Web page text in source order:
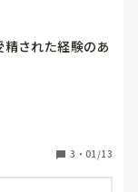
された経験のあ
3 ・ 01/13